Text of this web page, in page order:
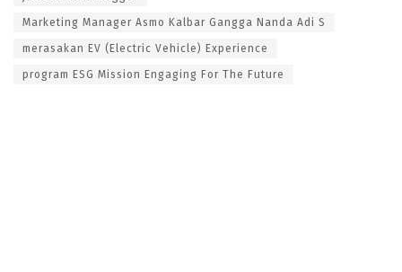
Marketing Manager Asmo Kalbar Gangga Nanda Adi S
merasakan EV (Electric Vehicle) Experience
program ESG Mission Engaging For The Future